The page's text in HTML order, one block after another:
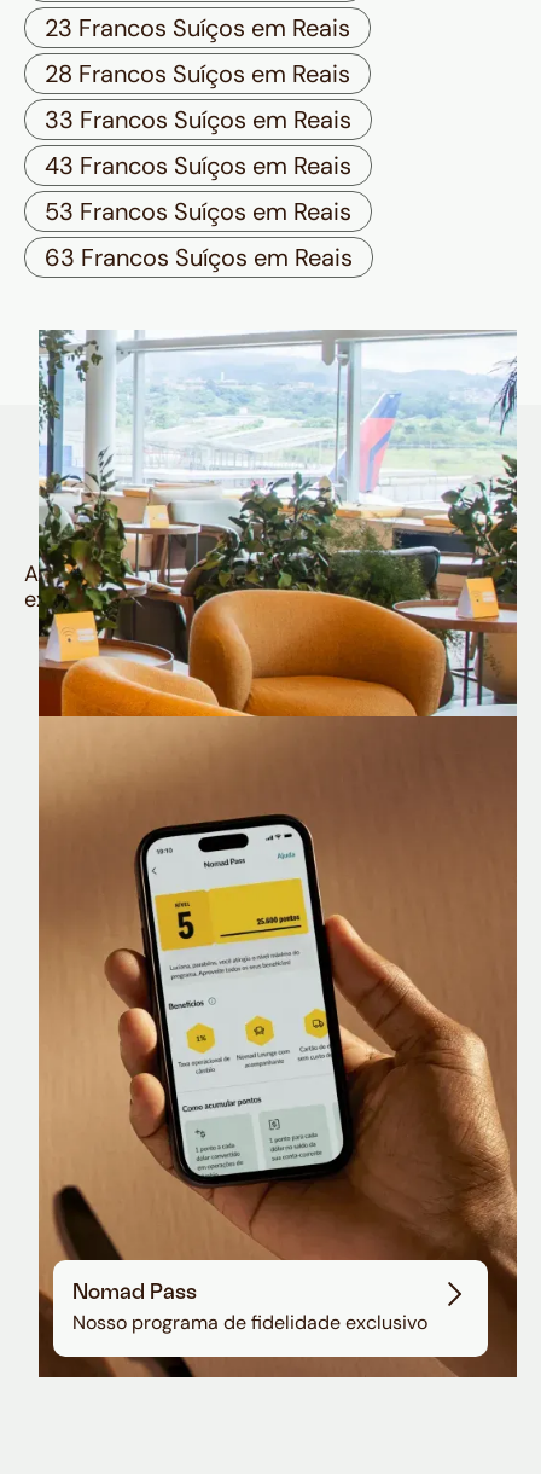
23 Francos Suíços em Reais
28 Francos Suíços em Reais
33 Francos Suíços em Reais
43 Francos Suíços em Reais
53 Francos Suíços em Reais
63 Francos Suíços em Reais
Quem é Nomad tem
muito mais
Aproveite todos os benefícios e vantagens
exclusivas da sua Conta Internacional
Nomad Lounge
Sala VIP no Aeroporto de Guarulhos
Nomad Pass
Nosso programa de fidelidade exclusivo